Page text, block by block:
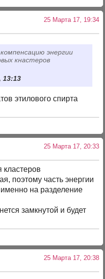
25 Марта 17, 19:34
энергии
кнастеров
13:13
этилового спирта
25 Марта 17, 20:33
поэтому часть энергии
именно на разделение
замкнутой и будет
25 Марта 17, 20:38